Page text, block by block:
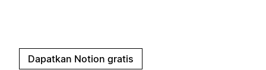
Dapatkan Notion gratis